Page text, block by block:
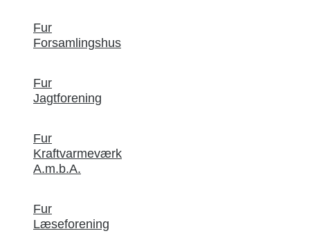
Fur
Forsamlingshus
Fur
Jagtforening
Fur
Kraftvarmeværk
A.m.b.A.
Fur
Læseforening